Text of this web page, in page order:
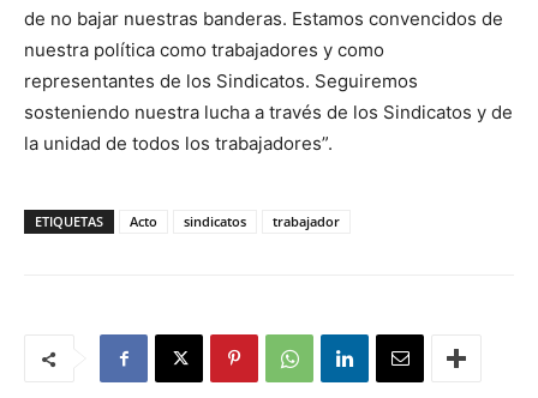
de no bajar nuestras banderas. Estamos convencidos de
nuestra política como trabajadores y como
representantes de los Sindicatos. Seguiremos
sosteniendo nuestra lucha a través de los Sindicatos y de
la unidad de todos los trabajadores”.
ETIQUETAS Acto sindicatos trabajador